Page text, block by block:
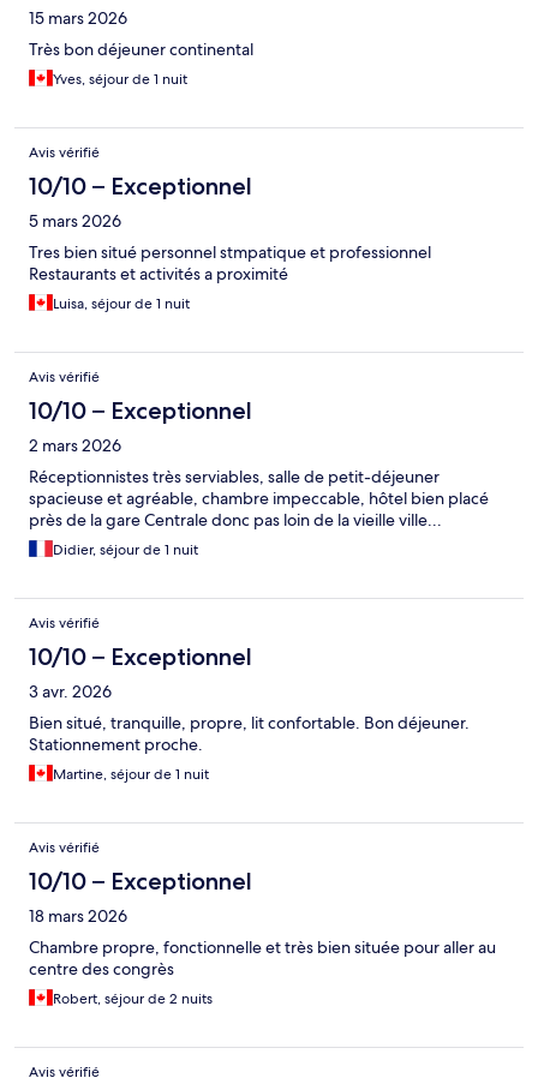
15 mars 2026
Très bon déjeuner continental
Yves, séjour de 1 nuit
Avis vérifié
10/10 – Exceptionnel
5 mars 2026
Tres bien situé personnel stmpatique et professionnel
Restaurants et activités a proximité
Luisa, séjour de 1 nuit
Avis vérifié
10/10 – Exceptionnel
2 mars 2026
Réceptionnistes très serviables, salle de petit-déjeuner
spacieuse et agréable, chambre impeccable, hôtel bien placé
près de la gare Centrale donc pas loin de la vieille ville...
Didier, séjour de 1 nuit
Avis vérifié
10/10 – Exceptionnel
3 avr. 2026
Bien situé, tranquille, propre, lit confortable. Bon déjeuner.
Stationnement proche.
Martine, séjour de 1 nuit
Avis vérifié
10/10 – Exceptionnel
18 mars 2026
Chambre propre, fonctionnelle et très bien située pour aller au
centre des congrès
Robert, séjour de 2 nuits
Avis vérifié